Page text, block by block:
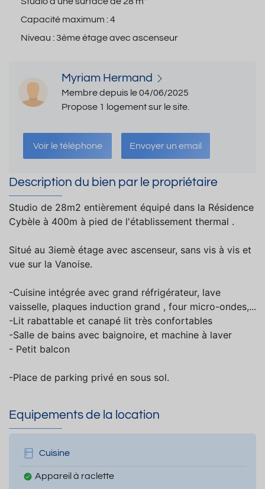
Capacité maximum :4
Niveau :3ème étage avec ascenseur
Myriam Hermand
Membre depuis le 04/06/2025
Propose 1 logement sur le site.
Voir le téléphone Envoyer un email
Description du bien par le propriétaire
Studio de 28m2 entièrement équipé dans la Résidence
Cybèle à 400m à pied de l'établissement thermal .
Situé au 3iemè étage avec ascenseur, sans vis à vis et
vue sur la Vanoise.
-Cuisine intégrée avec grand réfrigérateur, lave
vaisselle, plaques induction grand , four micro-ondes,...
-Lit rabattable et canapé lit très confortables
-Salle de bains avec baignoire, et machine à laver
- Petit balcon
-Place de parking privé en sous sol.
Equipements de la location
Cuisine
Appareil à raclette